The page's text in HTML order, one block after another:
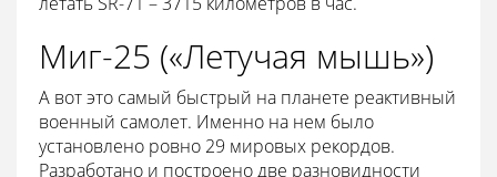
Миг-25 («Летучая мышь»)
А вот это самый быстрый на планете реактивный
военный самолет. Именно на нем было
установлено ровно 29 мировых рекордов.
Разработано и построено две разновидности